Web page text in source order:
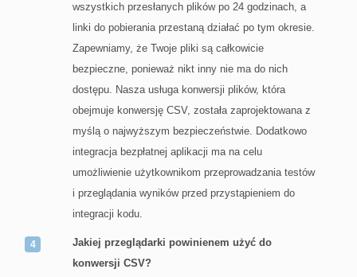
wszystkich przesłanych plików po 24 godzinach, a
linki do pobierania przestaną działać po tym okresie.
Zapewniamy, że Twoje pliki są całkowicie
bezpieczne, ponieważ nikt inny nie ma do nich
dostępu. Nasza usługa konwersji plików, która
obejmuje konwersję CSV, została zaprojektowana z
myślą o najwyższym bezpieczeństwie. Dodatkowo
integracja bezpłatnej aplikacji ma na celu
umożliwienie użytkownikom przeprowadzania testów
i przeglądania wyników przed przystąpieniem do
integracji kodu.
Jakiej przeglądarki powinienem użyć do
konwersji CSV?